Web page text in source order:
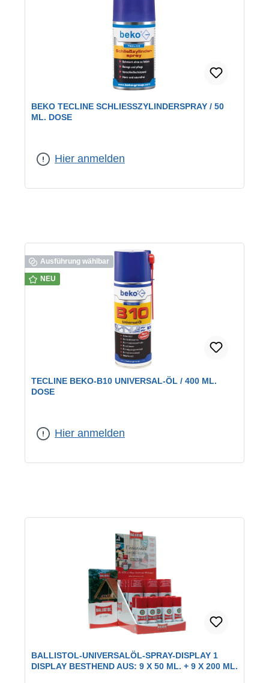
BEKO TECLINE SCHLIESSZYLINDERSPRAY / 50 M
L. DOSE
Hier anmelden
Ausführung wählbar
NEU
TECLINE BEKO-B10 UNIVERSAL-ÖL / 400 ML.
DOSE
Hier anmelden
BALLISTOL-UNIVERSALÖL-SPRAY-DISPLAY 1
DISPLAY BESTHEND AUS: 9 X 50 ML. + 9 X 200 ML.